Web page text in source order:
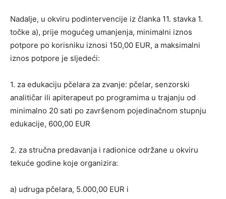
Nadalje, u okviru podintervencije iz članka 11. stavka 1.
točke a), prije mogućeg umanjenja, minimalni iznos
potpore po korisniku iznosi 150,00 EUR, a maksimalni
iznos potpore je sljedeći:
1. za edukaciju pčelara za zvanje: pčelar, senzorski
analitičar ili apiterapeut po programima u trajanju od
minimalno 20 sati po završenom pojedinačnom stupnju
edukacije, 600,00 EUR
2. za stručna predavanja i radionice održane u okviru
tekuće godine koje organizira:
a) udruga pčelara, 5.000,00 EUR i